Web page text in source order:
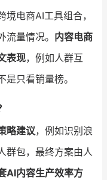
电商AI工具组合，
量情况。 内容电商
表现，例如人群互
只看销量榜。
略建议，例如识别浪
群包，最终方案由人
AI内容生产效率方